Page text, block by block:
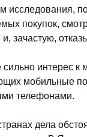
исследования,
покупок,
зачастую,
интерес к
мобильные
телефонами.
дела